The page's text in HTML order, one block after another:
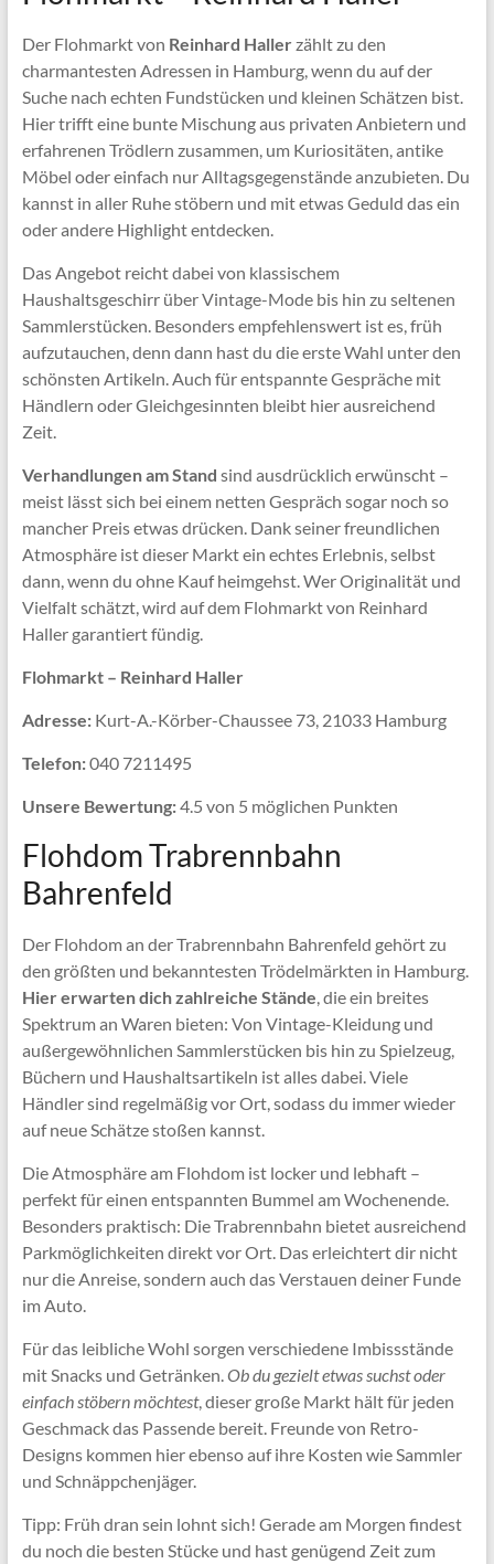
Der Flohmarkt von Reinhard Hallerzählt zu den
charmantesten Adressen in Hamburg, wenn du auf der
Suche nach echten Fundstücken und kleinen Schätzen bist.
Hier trifft eine bunte Mischung aus privaten Anbietern und
erfahrenen Trödlern zusammen, um Kuriositäten, antike
Möbel oder einfach nur Alltagsgegenstände anzubieten. Du
kannst in aller Ruhe stöbern und mit etwas Geduld das ein
oder andere Highlight entdecken.
Das Angebot reicht dabei von klassischem
Haushaltsgeschirr über Vintage-Mode bis hin zu seltenen
Sammlerstücken. Besonders empfehlenswert ist es, früh
aufzutauchen, denn dann hast du die erste Wahl unter den
schönsten Artikeln. Auch für entspannte Gespräche mit
Händlern oder Gleichgesinnten bleibt hier ausreichend
Zeit.
Verhandlungen am Stand sind ausdrücklich erwünscht –
meist lässt sich bei einem netten Gespräch sogar noch so
mancher Preis etwas drücken. Dank seiner freundlichen
Atmosphäre ist dieser Markt ein echtes Erlebnis, selbst
dann, wenn du ohne Kauf heimgehst. Wer Originalität und
Vielfalt schätzt, wird auf dem Flohmarkt von Reinhard
Haller garantiert fündig.
Flohmarkt – Reinhard Haller
Adresse:Kurt-A.-Körber-Chaussee 73, 21033 Hamburg
Telefon:040 7211495
Unsere Bewertung:4.5 von 5 möglichen Punkten
Flohdom Trabrennbahn
Bahrenfeld
Der Flohdom an der Trabrennbahn Bahrenfeld gehört zu
den größten und bekanntesten Trödelmärkten in Hamburg.
Hier erwarten dich zahlreiche Stände , die ein breites
Spektrum an Waren bieten: Von Vintage-Kleidung und
außergewöhnlichen Sammlerstücken bis hin zu Spielzeug,
Büchern und Haushaltsartikeln ist alles dabei. Viele
Händler sind regelmäßig vor Ort, sodass du immer wieder
auf neue Schätze stoßen kannst.
Die Atmosphäre am Flohdom ist locker und lebhaft –
perfekt für einen entspannten Bummel am Wochenende.
Besonders praktisch: Die Trabrennbahn bietet ausreichend
Parkmöglichkeiten direkt vor Ort. Das erleichtert dir nicht
nur die Anreise, sondern auch das Verstauen deiner Funde
im Auto.
Für das leibliche Wohl sorgen verschiedene Imbissstände
mit Snacks und Getränken. Ob du gezielt etwas suchst oder
einfach stöbern möchtest, dieser große Markt hält für jeden
Geschmack das Passende bereit. Freunde von Retro-
Designs kommen hier ebenso auf ihre Kosten wie Sammler
und Schnäppchenjäger.
Tipp: Früh dran sein lohnt sich! Gerade am Morgen findest
du noch die besten Stücke und hast genügend Zeit zum